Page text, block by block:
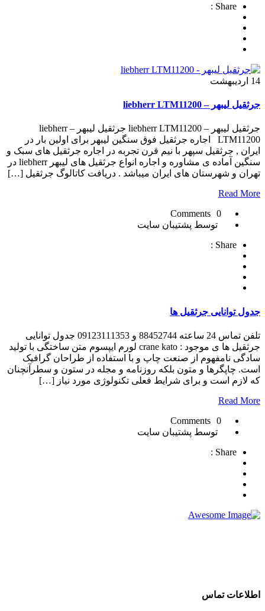
Share :
14 اردیبهشت
جرثقیل لیبهر – liebherr LTM11200
جرثقیل لیبهر – liebherr LTM11200 جرثقیل لیبهر – liebherr
LTM11200 اجاره جرثقیل فوق سنگین لیبهر برای اولین بار در
ایران , جرثقیل سپهر با نیم قرن تجربه در اجاره جرثقیل های سبک و
سنگین آماده ی مشاوره و اجاره انواع جرثقیل های لیبهر liebherr در
تهران و شهرستان های ایران میباشد . دریافت کاتالوگ جرثقیل […]
Read More
0 Comments
توسط پشتیبان سایت
Share :
جدول توانایی جرثقیل ها
تلفن تماس 24 ساعته 88452744 و 09123111353 جدول توانایی
جرثقیل ها ی موجود : crane kato لورم ایپسوم متن ساختگی با تولید
سادگی نامفهوم از صنعت چاپ و با استفاده از طراحان گرافیک
است. چاپگرها و متون بلکه روزنامه و مجله در ستون و سطرآنچنان
که لازم است و برای شرایط فعلی تکنولوژی مورد نیاز […]
Read More
0 Comments
توسط پشتیبان سایت
Share :
اطلاعات تماس